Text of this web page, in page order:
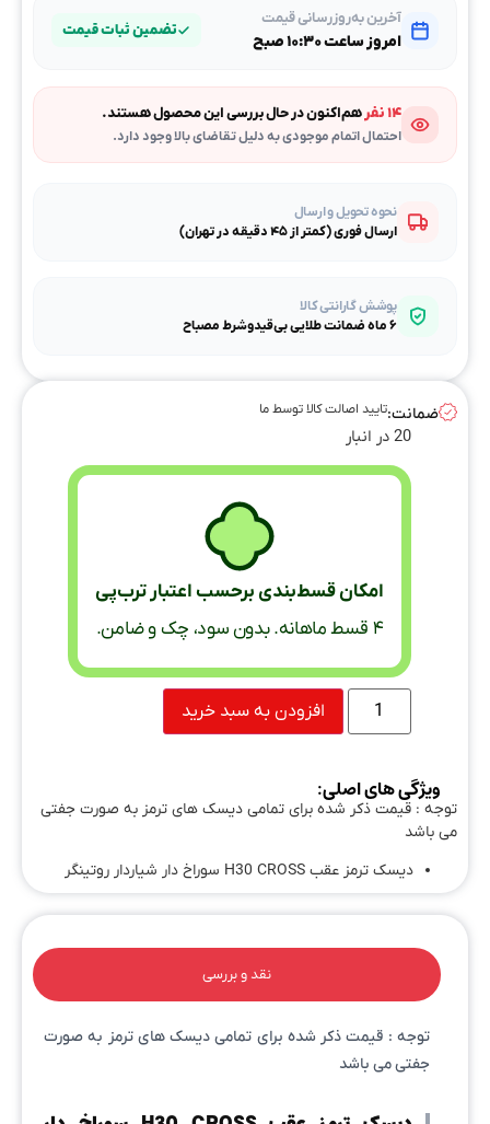
آخرین به‌روزرسانی قیمت
امروز ساعت ۱۰:۳۰ صبح
تضمین ثبات قیمت
۱۴ نفر هم‌اکنون در حال بررسی این محصول هستند.
احتمال اتمام موجودی به دلیل تقاضای بالا وجود دارد.
نحوه تحویل و ارسال
ارسال فوری (کمتر از ۴۵ دقیقه در تهران)
پوشش گارانتی کالا
۶ ماه ضمانت طلایی بی‌قیدوشرط مصباح
ضمانت:تایید اصالت کالا توسط ما
20 در انبار
امکان قسط‌بندی برحسب اعتبار ترب‌پی
۴ قسط ماهانه. بدون سود، چک و ضامن.
افزودن به سبد خرید
ویژگی های اصلی:
توجه : قیمت ذکر شده برای تمامی دیسک های ترمز به صورت جفتی
می باشد
دیسک ترمز عقب H30 CROSS سوراخ دار شیاردار روتینگر
نقد و بررسی
توجه : قیمت ذکر شده برای تمامی دیسک های ترمز به صورت
جفتی می باشد